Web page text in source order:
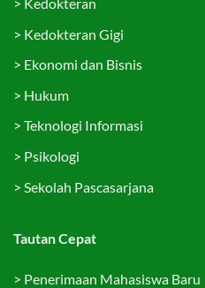
> Kedokteran Gigi
> Ekonomi dan Bisnis
> Hukum
> Teknologi Informasi
> Psikologi
> Sekolah Pascasarjana
Tautan Cepat
> Penerimaan Mahasiswa Baru